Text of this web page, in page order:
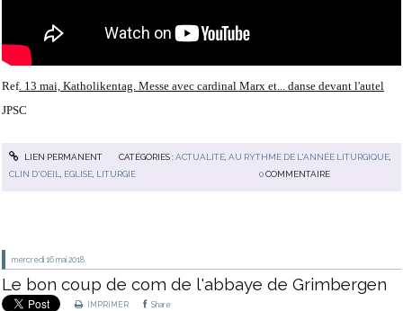
Ref. 13 mai, Katholikentag. Messe avec cardinal Marx et... danse devant l'autel
JPSC
LIEN PERMANENT CATÉGORIES :ACTUALITÉ, AU RYTHME DE L'ANNÉE LITURGIQUE,
CLIN D'OEIL
EGLISE LITURGIE 0 COMMENTAIRE
mercredi 16 mai 2018
Le bon coup de com de l'abbaye de Grimbergen
IMPRIMER Share